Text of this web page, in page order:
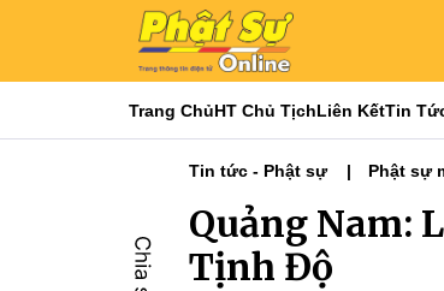
Trang ChủHT Chủ TịchLiên KếtTin
Tin tức - Phật sự Phật sự
Quảng Nam:
Tịnh Độ